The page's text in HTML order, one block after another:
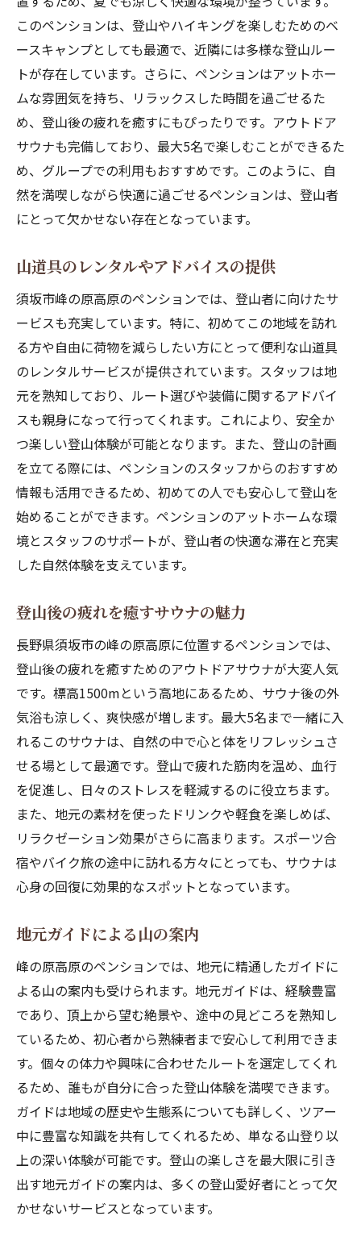
このペンションは、登山やハイキングを楽しむためのベ
ースキャンプとしても最適で、近隣には多様な登山ルー
トが存在しています。さらに、ペンションはアットホー
ムな雰囲気を持ち、リラックスした時間を過ごせるた
め、登山後の疲れを癒すにもぴったりです。アウトドア
サウナも完備しており、最大5名で楽しむことができるた
め、グループでの利用もおすすめです。このように、自
然を満喫しながら快適に過ごせるペンションは、登山者
にとって欠かせない存在となっています。
山道具のレンタルやアドバイスの提供
須坂市峰の原高原のペンションでは、登山者に向けたサ
ービスも充実しています。特に、初めてこの地域を訪れ
る方や自由に荷物を減らしたい方にとって便利な山道具
のレンタルサービスが提供されています。スタッフは地
元を熟知しており、ルート選びや装備に関するアドバイ
スも親身になって行ってくれます。これにより、安全か
つ楽しい登山体験が可能となります。また、登山の計画
を立てる際には、ペンションのスタッフからのおすすめ
情報も活用できるため、初めての人でも安心して登山を
始めることができます。ペンションのアットホームな環
境とスタッフのサポートが、登山者の快適な滞在と充実
した自然体験を支えています。
登山後の疲れを癒すサウナの魅力
長野県須坂市の峰の原高原に位置するペンションでは、
登山後の疲れを癒すためのアウトドアサウナが大変人気
です。標高1500mという高地にあるため、サウナ後の外
気浴も涼しく、爽快感が増します。最大5名まで一緒に入
れるこのサウナは、自然の中で心と体をリフレッシュさ
せる場として最適です。登山で疲れた筋肉を温め、血行
を促進し、日々のストレスを軽減するのに役立ちます。
また、地元の素材を使ったドリンクや軽食を楽しめば、
リラクゼーション効果がさらに高まります。スポーツ合
宿やバイク旅の途中に訪れる方々にとっても、サウナは
心身の回復に効果的なスポットとなっています。
地元ガイドによる山の案内
峰の原高原のペンションでは、地元に精通したガイドに
よる山の案内も受けられます。地元ガイドは、経験豊富
であり、頂上から望む絶景や、途中の見どころを熟知し
ているため、初心者から熟練者まで安心して利用できま
す。個々の体力や興味に合わせたルートを選定してくれ
るため、誰もが自分に合った登山体験を満喫できます。
ガイドは地域の歴史や生態系についても詳しく、ツアー
中に豊富な知識を共有してくれるため、単なる山登り以
上の深い体験が可能です。登山の楽しさを最大限に引き
出す地元ガイドの案内は、多くの登山愛好者にとって欠
かせないサービスとなっています。